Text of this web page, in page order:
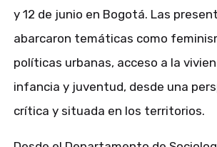
y 12 de junio en Bogotá. Las
abarcaron temáticas como
políticas urbanas, acceso a la
infancia y juventud, desde una
crítica y situada en los territorios.